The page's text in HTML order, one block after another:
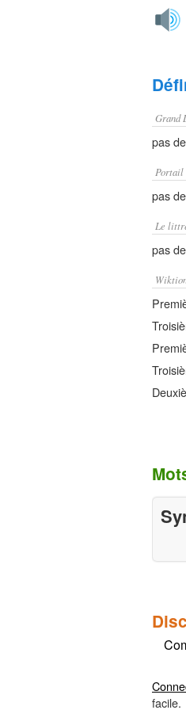
Grand
pas
pas
Le
pas
facile.